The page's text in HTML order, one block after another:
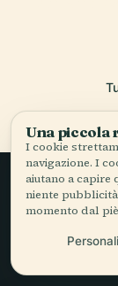
Una piccola
I cookie
navigazione. I
aiutano a capire
niente
momento dal